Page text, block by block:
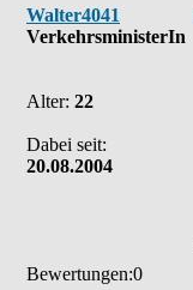
Walter4041
VerkehrsministerIn
Alter: 22
Dabei seit:
20.08.2004
Bewertungen:0